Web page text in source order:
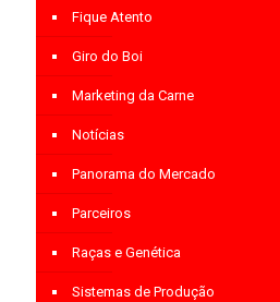
Fique Atento
Giro do Boi
Marketing da Carne
Notícias
Panorama do Mercado
Parceiros
Raças e Genética
Sistemas de Produção